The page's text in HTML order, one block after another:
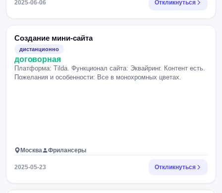
2025-06-06 Откликнуться
Создание мини-сайта
дистанционно
договорная
Платформа: Tilda. Функционал сайта: Эквайринг. Контент есть.
Пожелания и особенности: Все в монохромных цветах.
Москва Фрилансеры
2025-05-23 Откликнуться